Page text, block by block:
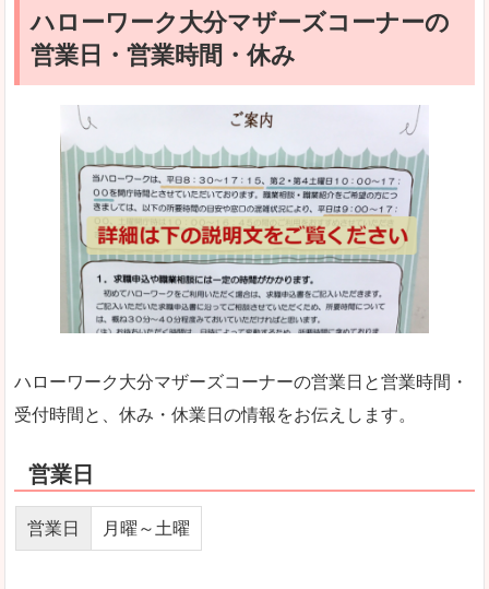
ハローワーク大分マザーズコーナーの
営業日・営業時間・休み
ハローワーク大分マザーズコーナーの営業日と営業時間・
受付時間と、休み・休業日の情報をお伝えします。
営業日
営業日 月曜～土曜